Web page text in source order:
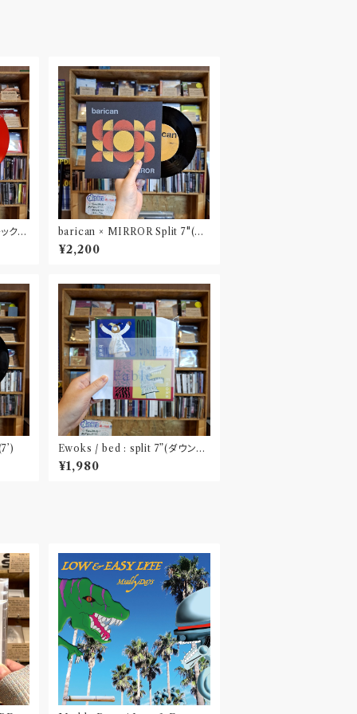
ク”
barican × MIRROR Split 7"(D
Lコード付属)
¥2,200
Ewoks / bed : split 7”(ダウンロ
ードコード付属)
¥1,980